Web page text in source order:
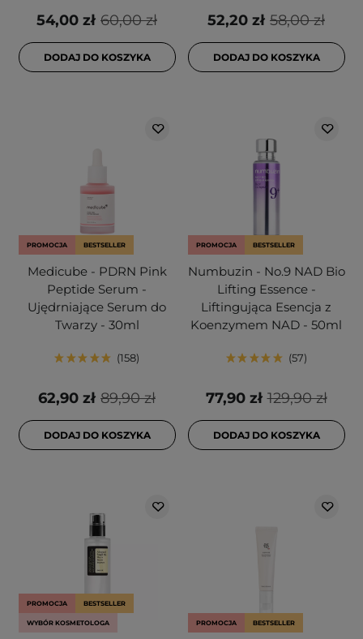
60,00 zł
54,00 zł
DODAJ DO KOSZYKA
58,00 zł
52,20 zł
DODAJ DO KOSZYKA
PROMOCJA BESTSELLER
Medicube - PDRN Pink
Peptide Serum -
Ujędrniające Serum do
Twarzy - 30ml
158
89,90 zł
62,90 zł
DODAJ DO KOSZYKA
PROMOCJA BESTSELLER
Numbuzin - No.9 NAD Bio
Lifting Essence -
Liftingująca Esencja z
Koenzymem NAD - 50ml
57
129,90 zł
77,90 zł
DODAJ DO KOSZYKA
PROMOCJA BESTSELLER
WYBÓR KOSMETOLOGA PROMOCJA BESTSELLER